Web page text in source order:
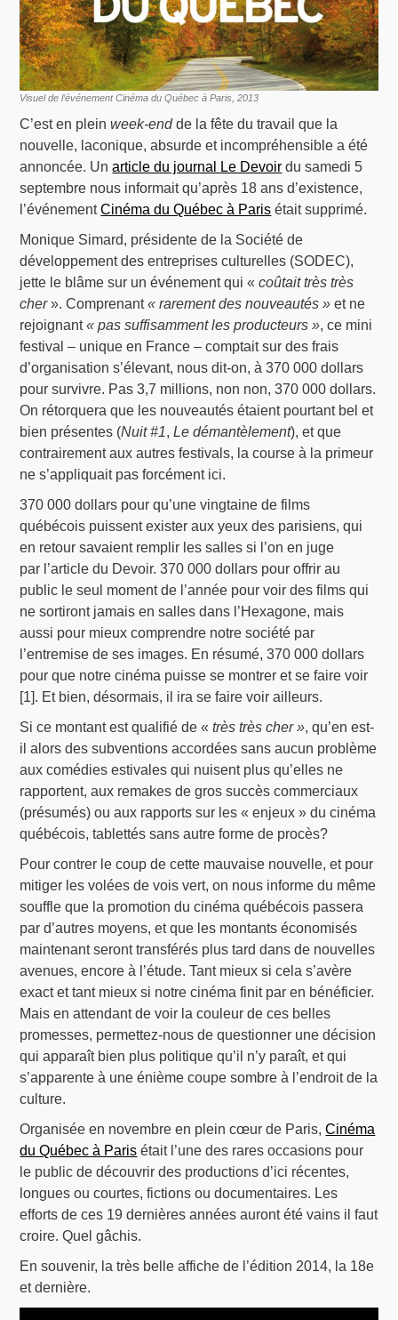
Visuel de l’événement Cinéma du Québec à Paris, 2013
C’est en pleinweek-endde la fête du travail que la
nouvelle, laconique, absurde et incompréhensible a été
annoncée. Unarticle du journal Le Devoir du samedi 5
septembre nous informait qu’après 18 ans d’existence,
l’événementCinéma du Québec à Paris était supprimé.
Monique Simard, présidente de la Société de
développement des entreprises culturelles (SODEC),
jette le blâme sur un événement qui «coûtait très très
cher». Comprenant« rarement des nouveautés » et ne
rejoignant« pas suffisamment les producteurs », ce mini
festival – unique en France – comptait sur des frais
d’organisation s’élevant, nous dit-on, à 370 000 dollars
pour survivre. Pas 3,7 millions, non non, 370 000 dollars.
On rétorquera que les nouveautés étaient pourtant bel et
bien présentes (Nuit #1,Le démantèlement), et que
contrairement aux autres festivals, la course à la primeur
ne s’appliquait pas forcément ici.
370 000 dollars pour qu’une vingtaine de films
québécois puissent exister aux yeux des parisiens, qui
en retour savaient remplir les salles si l’on en juge
par l’article du Devoir. 370 000 dollars pour offrir au
public le seul moment de l’année pour voir des films qui
ne sortiront jamais en salles dans l’Hexagone, mais
aussi pour mieux comprendre notre société par
l’entremise de ses images. En résumé, 370 000 dollars
pour que notre cinéma puisse se montrer et se faire voir
[1]. Et bien, désormais, il ira se faire voir ailleurs.
Si ce montant est qualifié de «très très cher », qu’en est-
il alors des subventions accordées sans aucun problème
aux comédies estivales qui nuisent plus qu’elles ne
rapportent, aux remakes de gros succès commerciaux
(présumés) ou aux rapports sur les « enjeux » du cinéma
québécois, tablettés sans autre forme de procès?
Pour contrer le coup de cette mauvaise nouvelle, et pour
mitiger les volées de vois vert, on nous informe du même
souffle que la promotion du cinéma québécois passera
par d’autres moyens, et que les montants économisés
maintenant seront transférés plus tard dans de nouvelles
avenues, encore à l’étude. Tant mieux si cela s’avère
exact et tant mieux si notre cinéma finit par en bénéficier.
Mais en attendant de voir la couleur de ces belles
promesses, permettez-nous de questionner une décision
qui apparaît bien plus politique qu’il n’y paraît, et qui
s’apparente à une énième coupe sombre à l’endroit de la
culture.
Organisée en novembre en plein cœur de Paris,Cinéma
du Québec à Paris était l’une des rares occasions pour
le public de découvrir des productions d’ici récentes,
longues ou courtes, fictions ou documentaires. Les
efforts de ces 19 dernières années auront été vains il faut
croire. Quel gâchis.
En souvenir, la très belle affiche de l’édition 2014, la 18e
et dernière.